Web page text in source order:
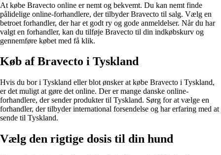
At købe Bravecto online er nemt og bekvemt. Du kan nemt finde
pålidelige online-forhandlere, der tilbyder Bravecto til salg. Vælg en
betroet forhandler, der har et godt ry og gode anmeldelser. Når du har
valgt en forhandler, kan du tilføje Bravecto til din indkøbskurv og
gennemføre købet med få klik.
Køb af Bravecto i Tyskland
Hvis du bor i Tyskland eller blot ønsker at købe Bravecto i Tyskland,
er det muligt at gøre det online. Der er mange danske online-
forhandlere, der sender produkter til Tyskland. Sørg for at vælge en
forhandler, der tilbyder international forsendelse og har erfaring med at
sende til Tyskland.
Vælg den rigtige dosis til din hund